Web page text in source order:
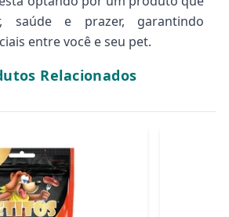
saúde e prazer, garantindo
entre você e seu pet.
Relacionados